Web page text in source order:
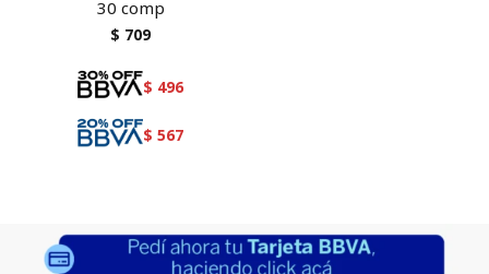
30 comp
$ 709
$ 496
$ 567